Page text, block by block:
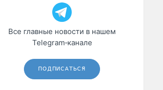
Все главные новости в нашем
Telegram‑канале
ПОДПИСАТЬСЯ